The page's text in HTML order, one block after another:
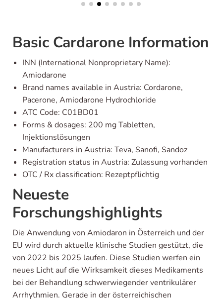
Basic Cardarone Information
INN (International Nonproprietary Name):
Amiodarone
Brand names available in Austria: Cordarone,
Pacerone, Amiodarone Hydrochloride
ATC Code: C01BD01
Forms & dosages: 200 mg Tabletten,
Injektionslösungen
Manufacturers in Austria: Teva, Sanofi, Sandoz
Registration status in Austria: Zulassung vorhanden
OTC / Rx classification: Rezeptpflichtig
Neueste
Forschungshighlights
Die Anwendung von Amiodaron in Österreich und der
EU wird durch aktuelle klinische Studien gestützt, die
von 2022 bis 2025 laufen. Diese Studien werfen ein
neues Licht auf die Wirksamkeit dieses Medikaments
bei der Behandlung schwerwiegender ventrikulärer
Arrhythmien. Gerade in der österreichischen